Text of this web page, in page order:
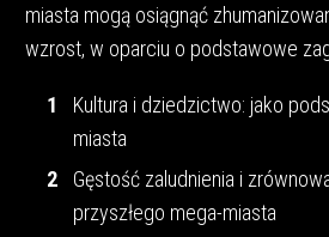
miasta mogą osiągnąć
wzrost, w oparciu o podstawowe
Kultura i dziedzictwo: jako
miasta
Gęstość zaludnienia i
przyszłego mega-miasta